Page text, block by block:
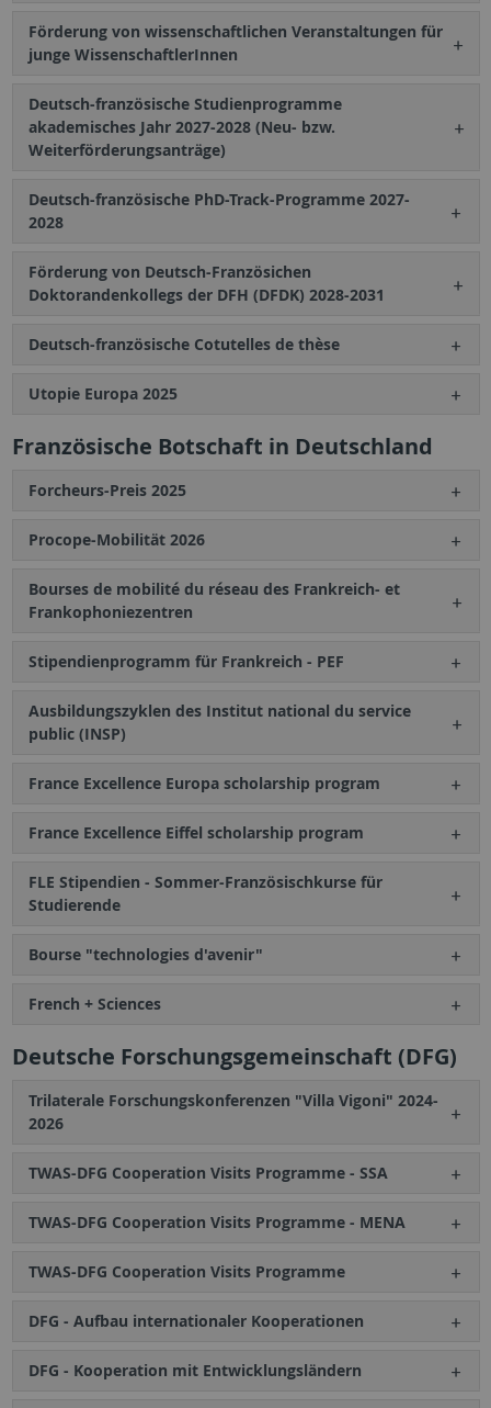
Förderung von wissenschaftlichen Veranstaltungen für
junge WissenschaftlerInnen
Deutsch-französische Studienprogramme
akademisches Jahr 2027-2028 (Neu- bzw.
Weiterförderungsanträge)
Deutsch-französische PhD-Track-Programme 2027-
2028
Förderung von Deutsch-Französichen
Doktorandenkollegs der DFH (DFDK) 2028-2031
Deutsch-französische Cotutelles de thèse
Utopie Europa 2025
Französische Botschaft in Deutschland
Forcheurs-Preis 2025
Procope-Mobilität 2026
Bourses de mobilité du réseau des Frankreich- et
Frankophoniezentren
Stipendienprogramm für Frankreich - PEF
Ausbildungszyklen des Institut national du service
public (INSP)
France Excellence Europa scholarship program
France Excellence Eiffel scholarship program
FLE Stipendien - Sommer-Französischkurse für
Studierende
Bourse "technologies d'avenir"
French + Sciences
Deutsche Forschungsgemeinschaft (DFG)
Trilaterale Forschungskonferenzen "Villa Vigoni" 2024-
2026
TWAS-DFG Cooperation Visits Programme - SSA
TWAS-DFG Cooperation Visits Programme - MENA
TWAS-DFG Cooperation Visits Programme
DFG - Aufbau internationaler Kooperationen
DFG - Kooperation mit Entwicklungsländern